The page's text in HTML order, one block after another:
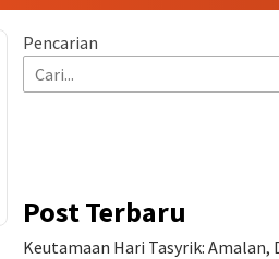
Pencarian
Post Terbaru
Keutamaan Hari Tasyrik: Amalan,